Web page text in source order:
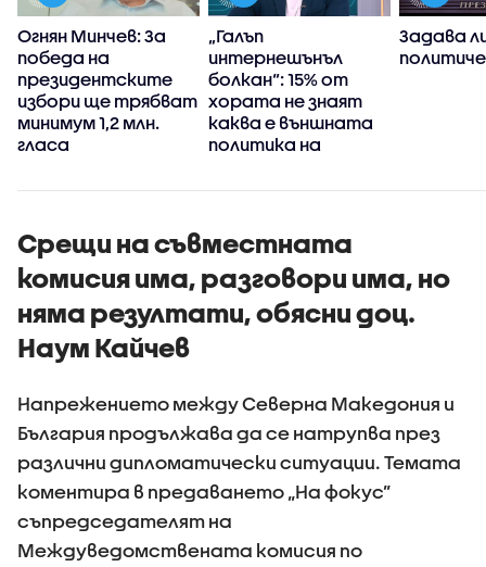
Огнян Минчев: За
победа на
президентските
избори ще трябват
минимум 1,2 млн.
гласа
„Галъп
интернешънъл
болкан“: 15% от
хората не знаят
каква е външната
политика на
Задава
Срещи на съвместната
комисия има, разговори има, но
няма резултати, обясни доц.
Наум Кайчев
Напрежението между Северна Македония и
България продължава да се натрупва през
различни дипломатически ситуации. Темата
коментира в предаването „На фокус”
съпредседателят на
Междуведомствената комисия по